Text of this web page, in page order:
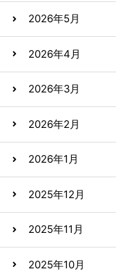
2026年5月
2026年4月
2026年3月
2026年2月
2026年1月
2025年12月
2025年11月
2025年10月